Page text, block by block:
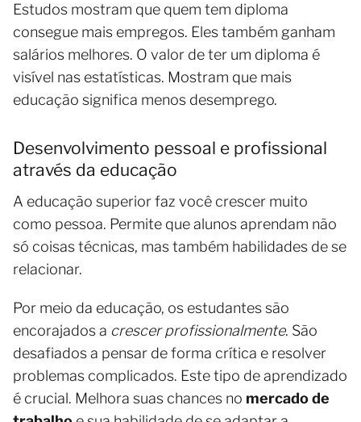
Estudos mostram que quem tem diploma
consegue mais empregos. Eles também ganham
salários melhores. O valor de ter um diploma é
visível nas estatísticas. Mostram que mais
educação significa menos desemprego.
Desenvolvimento pessoal e profissional
através da educação
A educação superior faz você crescer muito
como pessoa. Permite que alunos aprendam não
só coisas técnicas, mas também habilidades de se
relacionar.
Por meio da educação, os estudantes são
encorajados a crescer profissionalmente. São
desafiados a pensar de forma crítica e resolver
problemas complicados. Este tipo de aprendizado
é crucial. Melhora suas chances no mercado de